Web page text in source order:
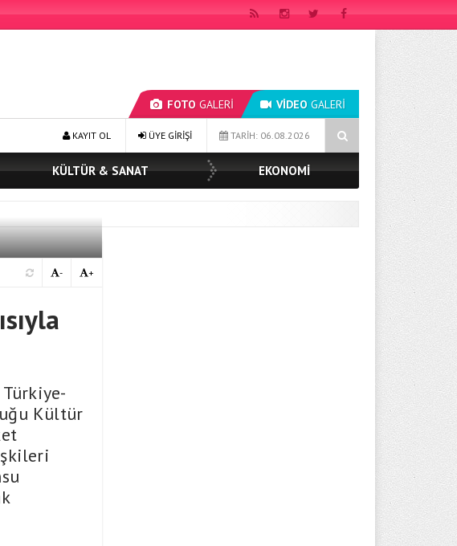
FOTO GALERİ VİDEO GALERİ
BAŞKAN MÜGE YILDIZ TOPAK: ‘SOSYAL BELEDİYECİLİKTE HİÇBİR HEMŞERİMİZİ YALNIZ
TARİH: 06.08.2026
ÜYE GİRİŞİ
KAYIT OL
KÜLTÜR & SANAT EKONOMİ
+
-
Kültür